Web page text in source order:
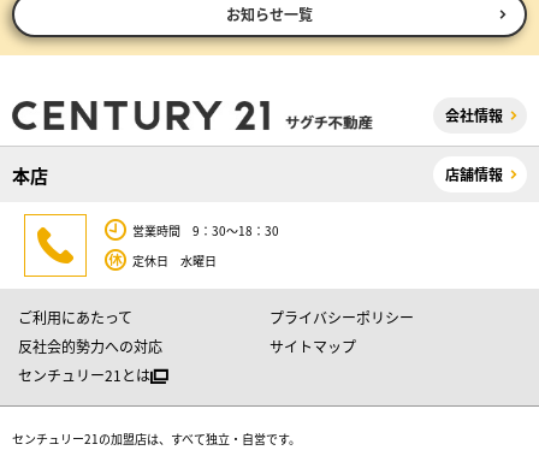
お知らせ一覧
会社情報
本店 店舗情報
営業時間 9：30～18：30
定休日 水曜日
ご利用にあたって
プライバシーポリシー
反社会的勢力への対応
サイトマップ
センチュリー21とは
センチュリー21の加盟店は、すべて独立・自営です。